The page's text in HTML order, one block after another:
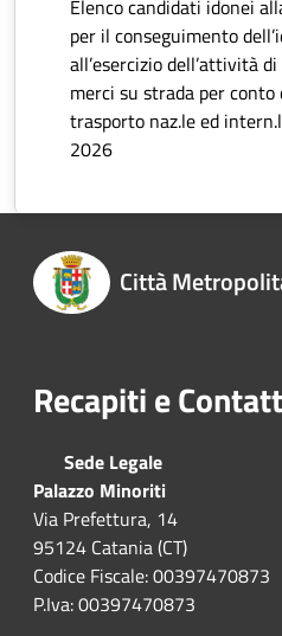
Elenco candidati idonei
per il conseguimento
all’esercizio dell’attività
merci su strada per
trasporto naz.le ed
2026
Città
Recapiti e
Sede Legale
Palazzo Minoriti
Via Prefettura, 14
95124 Catania (CT)
Codice Fiscale: 00397470873
P.Iva: 00397470873